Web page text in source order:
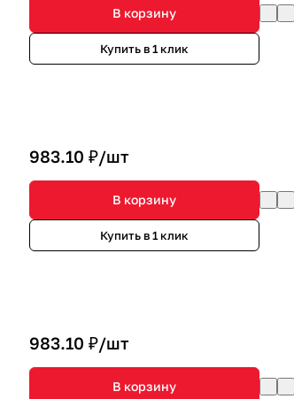
В корзину
Купить в 1 клик
983.10 ₽/шт
В корзину
Купить в 1 клик
983.10 ₽/шт
В корзину